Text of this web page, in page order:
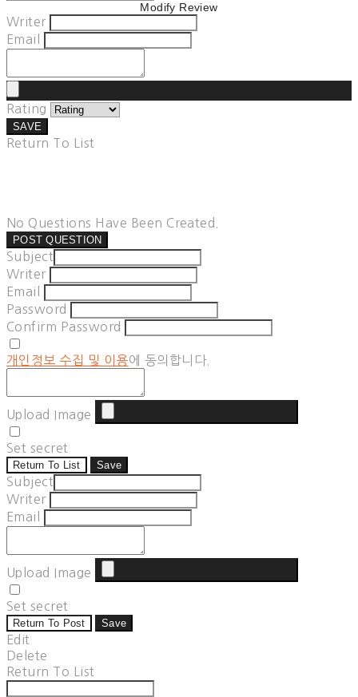
Modify Review
Writer
Email
Rating
SAVE
Return To List
No Questions Have Been Created.
POST QUESTION
Subject
Writer
Email
Password
Confirm Password
개인정보 수집 및 이용에 동의합니다.
Upload Image
Set secret
Return To List Save
Subject
Writer
Email
Upload Image
Set secret
Return To Post Save
Edit
Delete
Return To List